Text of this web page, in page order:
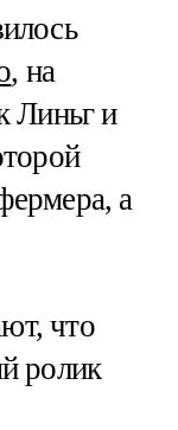
, на
Линьг и
а
что
ролик